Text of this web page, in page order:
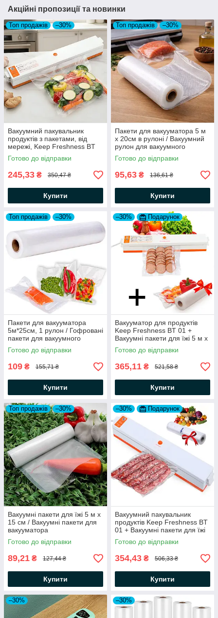
Акційні пропозиції та новинки
Топ продажів –30%
Вакуумний пакувальник
продуктів з пакетами, від
мережі, Keep Freshness BT
01 / Побутовий вакууматор
для їжі
Готово до відправки
245,33 ₴ 350,47 ₴
Купити
Топ продажів –30%
Пакети для вакууматора 5 м
х 20см в рулоні / Вакуумний
рулон для вакуумного
пакувальника / Вакуумні
пакети для їжі
Готово до відправки
95,63 ₴ 136,61 ₴
Купити
Топ продажів –30%
Пакети для вакууматора
5м*25см, 1 рулон / Гофровані
пакети для вакуумного
пакувальника / Вакуумні
пакети
Готово до відправки
109 ₴ 155,71 ₴
Купити
–30% Подарунок
Вакууматор для продуктів
Keep Freshness BT 01 +
Вакуумні пакети для їжі 5 м х
25 см
Готово до відправки
365,11 ₴ 521,58 ₴
Купити
Топ продажів –30%
Вакуумні пакети для їжі 5 м х
15 см / Вакуумні пакети для
вакууматора
Готово до відправки
89,21 ₴ 127,44 ₴
Купити
–30% Подарунок
Вакуумний пакувальник
продуктів Keep Freshness BT
01 + Вакуумні пакети для їжі
5 м х 20 см
Готово до відправки
354,43 ₴ 506,33 ₴
Купити
–30% –30%